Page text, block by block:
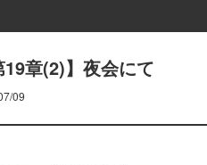
19章(2)】夜会にて
09